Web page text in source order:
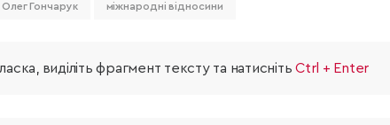
Олег Гончарук міжнародні відносини
виділіть фрагмент тексту та натиснітьCtrl + Enter